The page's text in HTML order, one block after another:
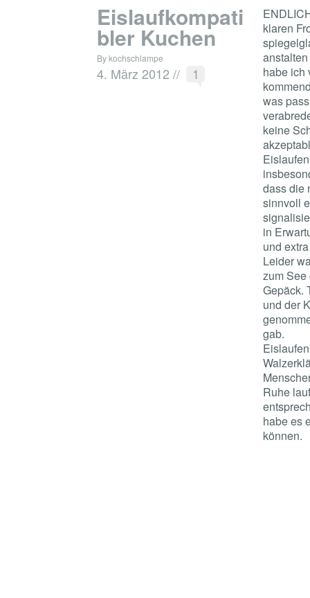
Eislaufkompati
bler Kuchen
By kochschlampe
4. März 2012 // 1
klaren
habe ich
was
keine
dass die
sinnvoll
in
und
Leider
zum See
Gepäck.
und der
gab.
Ruhe
habe es
können.